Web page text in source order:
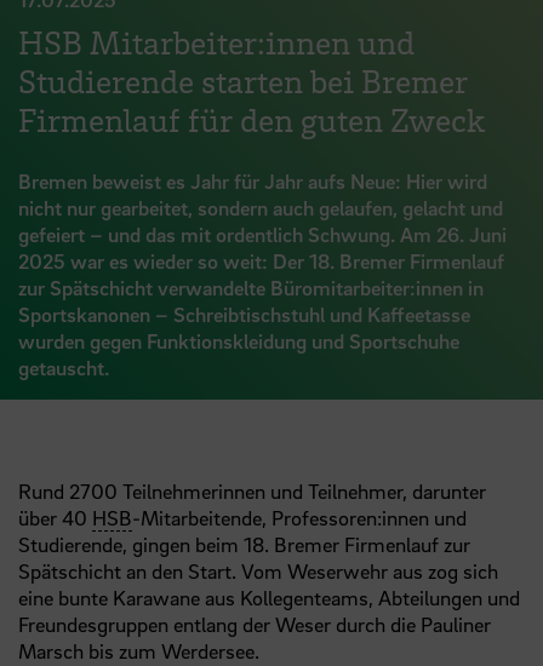
HSB Mitarbeiter:innen und
Studierende starten bei Bremer
Firmenlauf für den guten Zweck
Bremen beweist es Jahr für Jahr aufs Neue: Hier wird
nicht nur gearbeitet, sondern auch gelaufen, gelacht und
gefeiert – und das mit ordentlich Schwung. Am 26. Juni
2025 war es wieder so weit: Der 18. Bremer Firmenlauf
zur Spätschicht verwandelte Büromitarbeiter:innen in
Sportskanonen – Schreibtischstuhl und Kaffeetasse
wurden gegen Funktionskleidung und Sportschuhe
getauscht.
Rund 2700 Teilnehmerinnen und Teilnehmer, darunter
über 40 HSB-Mitarbeitende, Professoren:innen und
Studierende, gingen beim 18. Bremer Firmenlauf zur
Spätschicht an den Start. Vom Weserwehr aus zog sich
eine bunte Karawane aus Kollegenteams, Abteilungen und
Freundesgruppen entlang der Weser durch die Pauliner
Marsch bis zum Werdersee.